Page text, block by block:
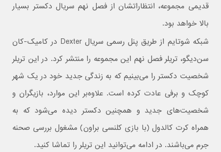
قدیمی مجموعه، انتظاراتشان از فصل نهم سریال دکستر بسیار
بالا خواهد بود.
شبکه شوتایم از طریق پنل رسمی سریال Dexter در کامیک-کان
سن‌دیگو، تریلر فصل نهم این مجموعه را منتشر کرد. در این تریلر
شخصیت دکستر را می‌بینیم که به زندگی جدید خود در یک شهر
کوچک و برفی عادت کرده است. علاوه‌بر این موارد، بازیگران و
شخصیت‌های جدید و همچنین دکستر دیده می‌شود که به
همراه کرت کالدول (با بازی کلنسی براون) ‌مشغول بررسی صحنه
جرم می‌باشند. در ادامه می‌توانید این تریلر را تماشا کنید.